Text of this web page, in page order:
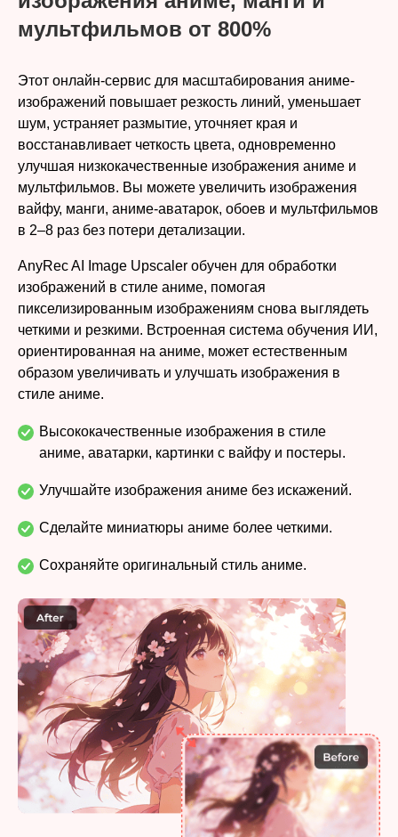
мультфильмов от 800%
Этот онлайн-сервис для масштабирования аниме-
изображений повышает резкость линий, уменьшает
шум, устраняет размытие, уточняет края и
восстанавливает четкость цвета, одновременно
улучшая низкокачественные изображения аниме и
мультфильмов. Вы можете увеличить изображения
вайфу, манги, аниме-аватарок, обоев и мультфильмов
в 2–8 раз без потери детализации.
AnyRec AI Image Upscaler обучен для обработки
изображений в стиле аниме, помогая
пикселизированным изображениям снова выглядеть
четкими и резкими. Встроенная система обучения ИИ,
ориентированная на аниме, может естественным
образом увеличивать и улучшать изображения в
стиле аниме.
Высококачественные изображения в стиле
аниме, аватарки, картинки с вайфу и постеры.
Улучшайте изображения аниме без искажений.
Сделайте миниатюры аниме более четкими.
Сохраняйте оригинальный стиль аниме.